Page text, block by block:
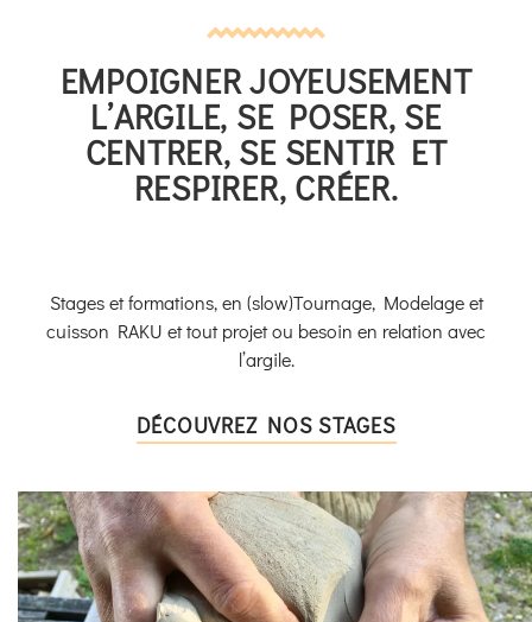
EMPOIGNER JOYEUSEMENT
L’ARGILE, SE POSER, SE
CENTRER, SE SENTIR ET
RESPIRER, CRÉER.
Stages et formations, en (slow)Tournage, Modelage et
cuisson RAKU et tout projet ou besoin en relation avec
l’argile.
DÉCOUVREZ NOS STAGES